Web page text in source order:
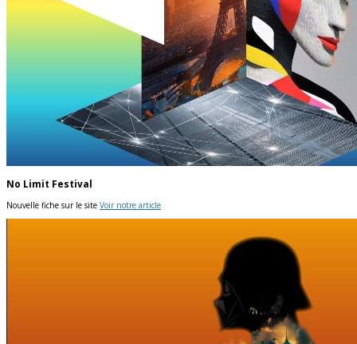
No Limit Festival
Nouvelle fiche sur le site Voir notre article